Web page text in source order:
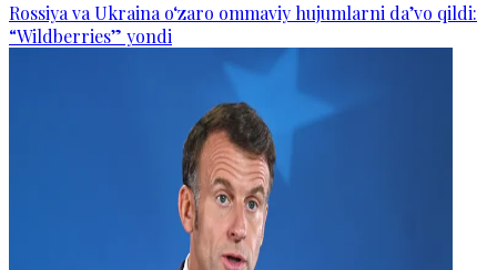
Rossiya va Ukraina o‘zaro ommaviy hujumlarni da’vo qildi:
“Wildberries” yondi